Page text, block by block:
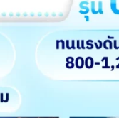
VALVE (YORK)
PRIME ACTUATOR DA
PRIME ACTUATOR SR12
VALVES